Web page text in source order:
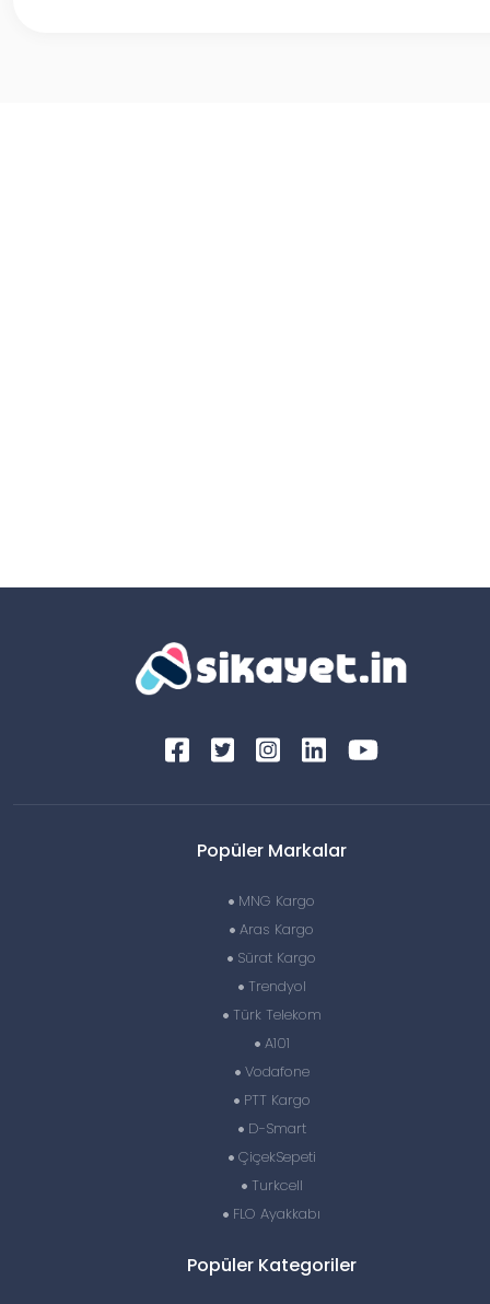
Popüler Markalar
MNG Kargo
Aras Kargo
Sürat Kargo
Trendyol
Türk Telekom
A101
Vodafone
PTT Kargo
D-Smart
ÇiçekSepeti
Turkcell
FLO Ayakkabı
Popüler Kategoriler